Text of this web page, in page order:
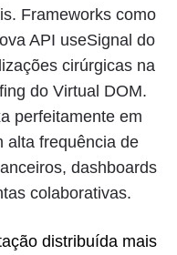
Frameworks como
API useSignal do
cirúrgicas na
do Virtual DOM.
perfeitamente em
alta frequência de
dashboards
colaborativas.
distribuída mais